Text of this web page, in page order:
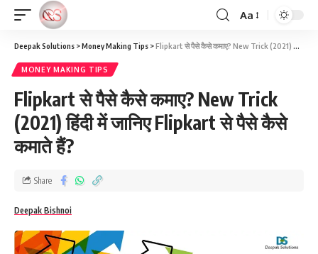
Aa
Deepak Solutions >Money Making Tips >Flipkart से पैसे कैसे कमाए? New Trick (2021) हिंदी में जानिए Flipkart से पैसे कैसे कमाते हैं?
MONEY MAKING TIPS
Flipkart से पैसे कैसे कमाए? New Trick
(2021) हिंदी में जानिए Flipkart से पैसे कैसे
कमाते हैं?
Deepak Bishnoi
Share